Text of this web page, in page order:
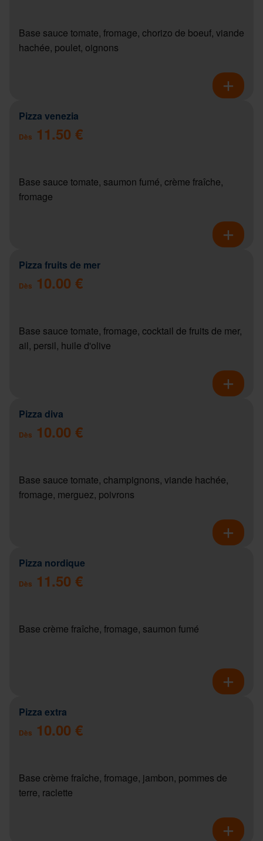
Base sauce tomate, fromage, chorizo de boeuf, viande
hachée, poulet, oignons
Pizza venezia
Dès 11.50 €
Base sauce tomate, saumon fumé, crème fraîche,
fromage
Pizza fruits de mer
Dès 10.00 €
Base sauce tomate, fromage, cocktail de fruits de mer,
ail, persil, huile d'olive
Pizza diva
Dès 10.00 €
Base sauce tomate, champignons, viande hachée,
fromage, merguez, poivrons
Pizza nordique
Dès 11.50 €
Base crème fraîche, fromage, saumon fumé
Pizza extra
Dès 10.00 €
Base crème fraîche, fromage, jambon, pommes de
terre, raclette